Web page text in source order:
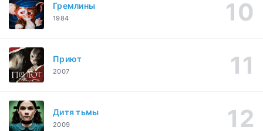
Гремлины
1984
Приют
2007
Дитя тьмы
2009